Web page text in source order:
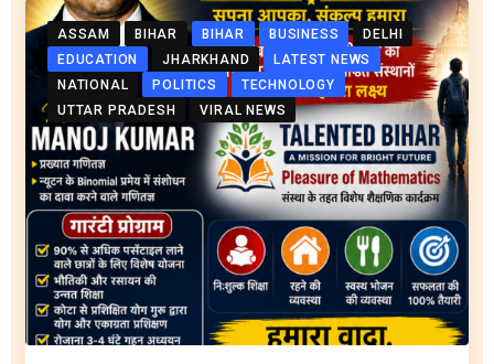
ASSAM BIHAR BIHAR BUSINESS
DELHI
EDUCATION
JHARKHAND
LATEST NEWS
NATIONAL
POLITICS
TECHNOLOGY
UTTAR PRADESH
VIRAL NEWS